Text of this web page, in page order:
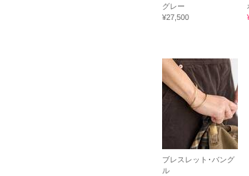
グレー
¥27,500
ブレスレット･バング
ル